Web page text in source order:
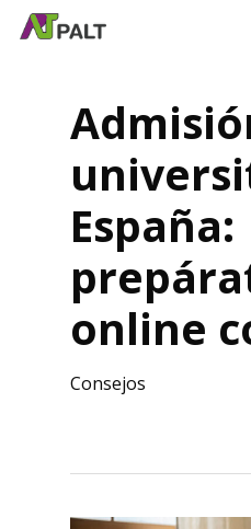
Skip
España:
online
Consejos